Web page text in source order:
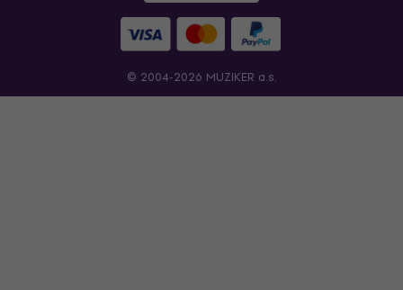
© 2004-2026 MUZIKER a.s.